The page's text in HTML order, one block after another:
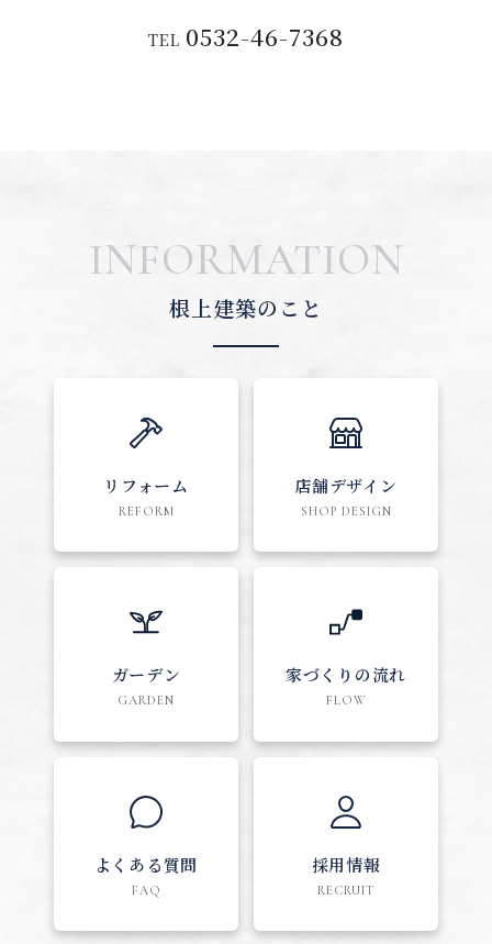
TEL 0532-46-7368
INFORMATION
根上建築のこと
リフォーム
REFORM
店舗デザイン
SHOP DESIGN
ガーデン
GARDEN
家づくりの流れ
FLOW
よくある質問
FAQ
採用情報
RECRUIT